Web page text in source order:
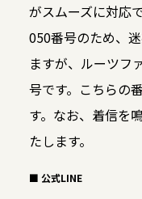
がスムーズに対応
050番号のため、
ますが、ルーツフ
号です。こちらの
す。なお、着信を
たします。
■ 公式LINE